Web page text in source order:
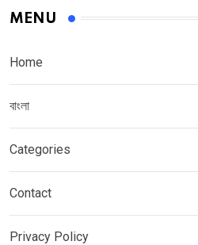
MENU
Home
বাংলা
Categories
Contact
Privacy Policy